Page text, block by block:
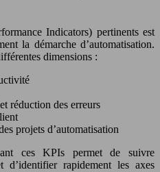
Indicators) pertinents est
la démarche d’automatisation.
dimensions :
réduction des erreurs
projets d’automatisation
ces KPIs permet de suivre
d’identifier rapidement les axes